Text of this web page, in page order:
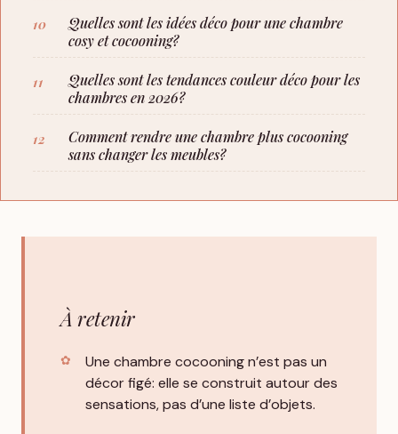
Quelles sont les idées déco pour une chambre
cosy et cocooning?
Quelles sont les tendances couleur déco pour les
chambres en 2026?
Comment rendre une chambre plus cocooning
sans changer les meubles?
À retenir
Une chambre cocooning n’est pas un
décor figé: elle se construit autour des
sensations, pas d’une liste d’objets.